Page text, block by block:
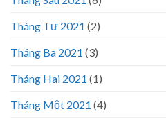
Tháng Tư 2021 (2)
Tháng Ba 2021 (3)
Tháng Hai 2021 (1)
Tháng Một 2021 (4)